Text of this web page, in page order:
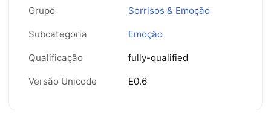
Grupo Sorrisos & Emoção
Subcategoria Emoção
Qualificação fully-qualified
Versão Unicode E0.6